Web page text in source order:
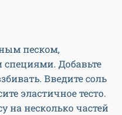
песком,
Добавьте
Введите соль
эластичное тесто.
на несколько частей